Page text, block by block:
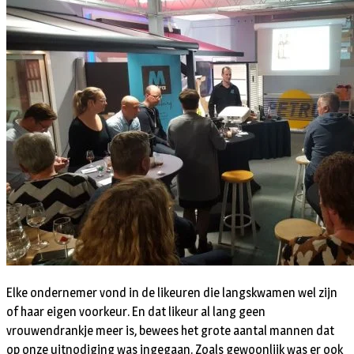
Elke ondernemer vond in de likeuren die langskwamen wel zijn
of haar eigen voorkeur. En dat likeur al lang geen
vrouwendrankje meer is, bewees het grote aantal mannen dat
op onze uitnodiging was ingegaan. Zoals gewoonlijk was er ook